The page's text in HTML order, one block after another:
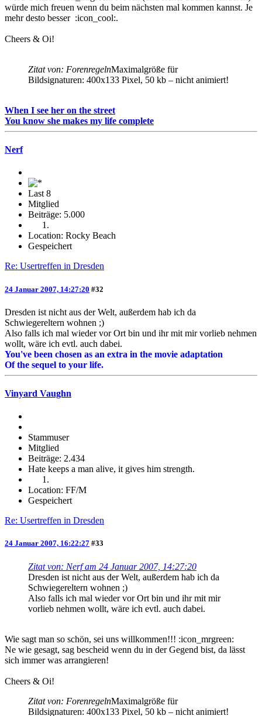
würde mich freuen wenn du beim nächsten mal kommen kannst. Je
mehr desto besser :icon_cool:.
Cheers & Oi!
Zitat von: ForenregelnMaximalgröße für
Bildsignaturen: 400x133 Pixel, 50 kb – nicht animiert!
When I see her on the street
You know she makes my life complete
Nerf
Last 8
Mitglied
Beiträge: 5.000
Location: Rocky Beach
Gespeichert
Re: Usertreffen in Dresden
24 Januar 2007, 14:27:20 #32
Dresden ist nicht aus der Welt, außerdem hab ich da
Schwiegereltern wohnen ;)
Also falls ich mal wieder vor Ort bin und ihr mit mir vorlieb nehmen
wollt, wäre ich evtl. auch dabei.
You've been chosen as an extra in the movie adaptation
Of the sequel to your life.
Vinyard Vaughn
Stammuser
Mitglied
Beiträge: 2.434
Hate keeps a man alive, it gives him strength.
Location: FF/M
Gespeichert
Re: Usertreffen in Dresden
24 Januar 2007, 16:22:27 #33
Zitat von: Nerf am 24 Januar 2007, 14:27:20
Dresden ist nicht aus der Welt, außerdem hab ich da
Schwiegereltern wohnen ;)
Also falls ich mal wieder vor Ort bin und ihr mit mir
vorlieb nehmen wollt, wäre ich evtl. auch dabei.
Wie sagt man so schön, sei uns willkommen!!! :icon_mrgreen:
Ne wie gesagt, sag bescheid wenn du in der Gegend bist, da lässt
sich immer was arrangieren!
Cheers & Oi!
Zitat von: ForenregelnMaximalgröße für
Bildsignaturen: 400x133 Pixel, 50 kb – nicht animiert!